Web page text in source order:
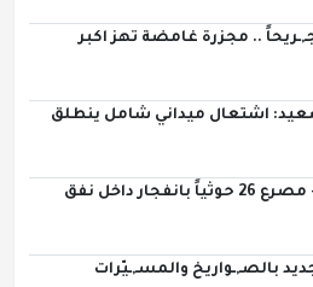
20 قتـ,ـيلاً وجـ,ـريحاً .. مجزرة غامضة تهز اكبر
اشتعال ميداني شامل ينطلق
اسرار | بالارقام والتفاصيل- مصرع 26 حوثياً بانفجار داخل نفق
بالصـ,ـواريخ والمسـ,ـيّرات